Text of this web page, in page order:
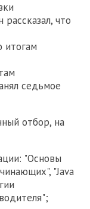
что
итогам
седьмое
отбор, на
"Основы
"Java